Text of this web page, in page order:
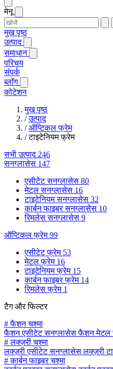
मेनू
मुख पृष्ठ
उत्पाद
समाधान
परिचय
संपर्क
ब्लॉग
कोटेशन
मुख पृष्ठ
/उत्पाद
/ऑप्टिकल फ्रेम
/टाइटेनियम फ्रेम
सभी उत्पाद 246
सनग्लासेस 147
एसीटेट सनग्लासेस 80
मेटल सनग्लासेस 16
टाइटेनियम सनग्लासेस 32
कार्बन फाइबर सनग्लासेस 10
रिमलेस सनग्लासेस 9
ऑप्टिकल फ्रेम 99
एसीटेट फ्रेम 53
मेटल फ्रेम 16
टाइटेनियम फ्रेम 15
कार्बन फाइबर फ्रेम 14
रिमलेस फ्रेम 1
टैग और फिल्टर
#फैशन चश्मा
फैशन एसीटेट सनग्लासेसफैशन मेटल
#लक्ज़री चश्मा
लक्ज़री एसीटेट सनग्लासेसलक्ज़री
#कार्बन फाइबर चश्मा